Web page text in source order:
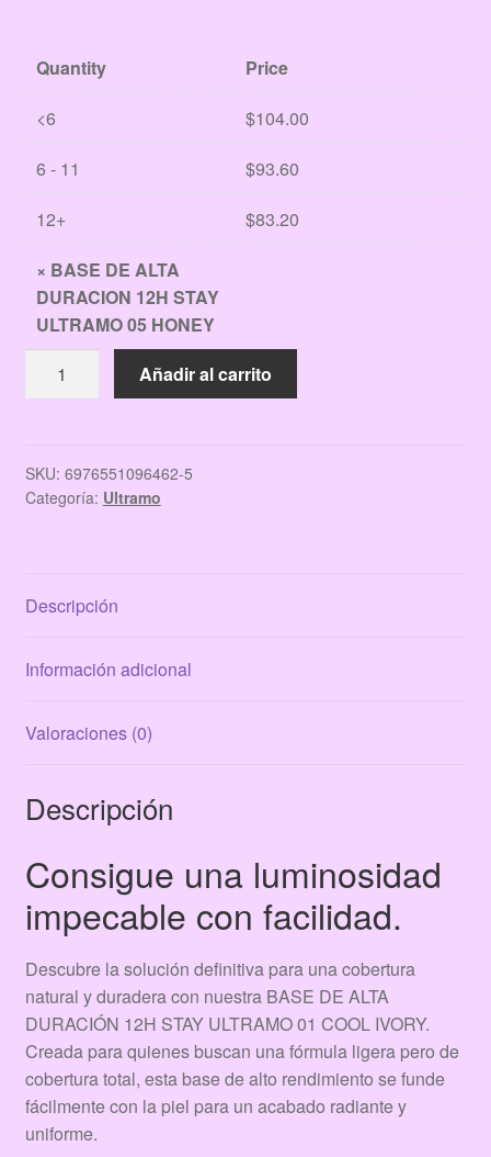
Quantity
Price
<6
$104.00
6 - 11
$93.60
12+
$83.20
× BASE DE ALTA
DURACION 12H STAY
ULTRAMO 05 HONEY
12H
STAY
cantidad
Añadir al carrito
SKU: 6976551096462-5
Categoría: Ultramo
Descripción
Información adicional
Valoraciones (0)
Descripción
Consigue una luminosidad
impecable con facilidad.
Descubre la solución definitiva para una cobertura
natural y duradera con nuestra BASE DE ALTA
DURACIÓN 12H STAY ULTRAMO 01 COOL IVORY.
Creada para quienes buscan una fórmula ligera pero de
cobertura total, esta base de alto rendimiento se funde
fácilmente con la piel para un acabado radiante y
uniforme.